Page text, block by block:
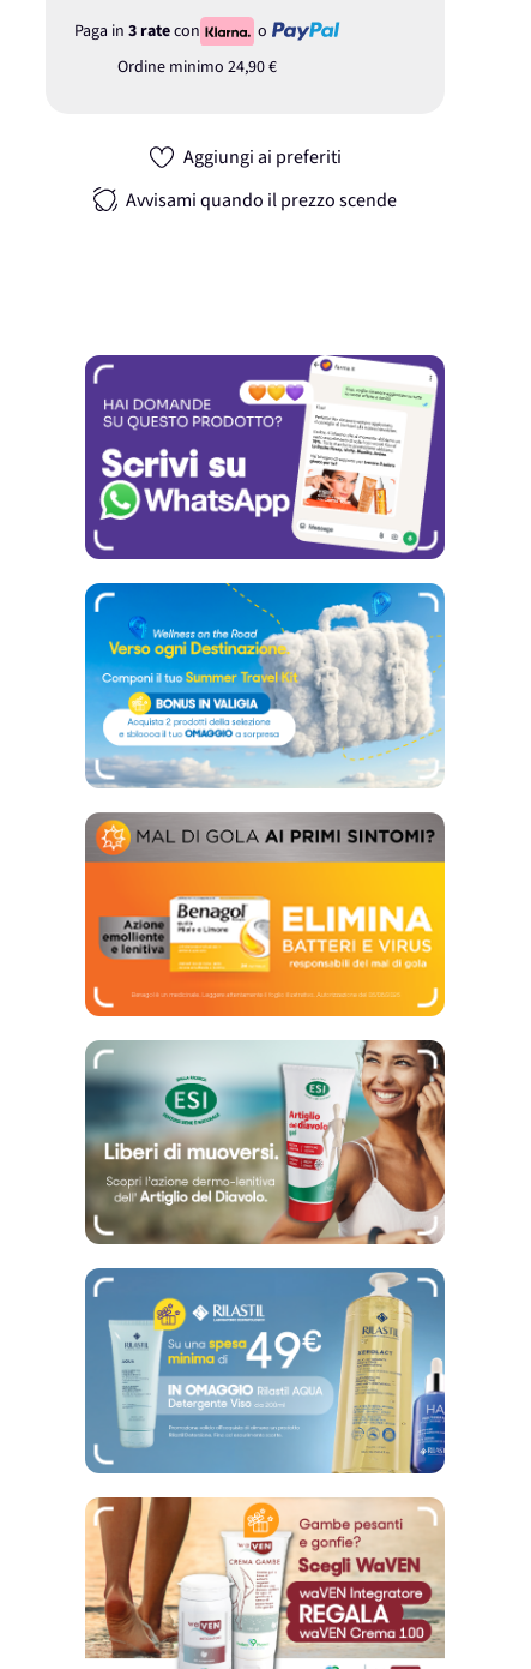
Paga in 3 ratecon
o
Ordine minimo 24,90 €
Aggiungi ai preferiti
Avvisami quando il prezzo scende